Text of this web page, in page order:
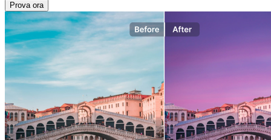
Prova ora